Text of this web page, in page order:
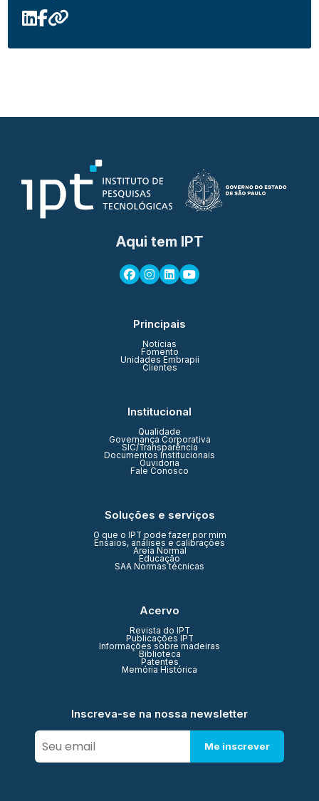
Aqui tem IPT
Principais
Notícias
Fomento
Unidades Embrapii
Clientes
Institucional
Qualidade
Governança Corporativa
SIC/Transparência
Documentos Institucionais
Ouvidoria
Fale Conosco
Soluções e serviços
O que o IPT pode fazer por mim
Ensaios, análises e calibrações
Areia Normal
Educação
SAA Normas técnicas
Acervo
Revista do IPT
Publicações IPT
Informações sobre madeiras
Biblioteca
Patentes
Memória Histórica
Inscreva-se na nossa newsletter
Me inscrever